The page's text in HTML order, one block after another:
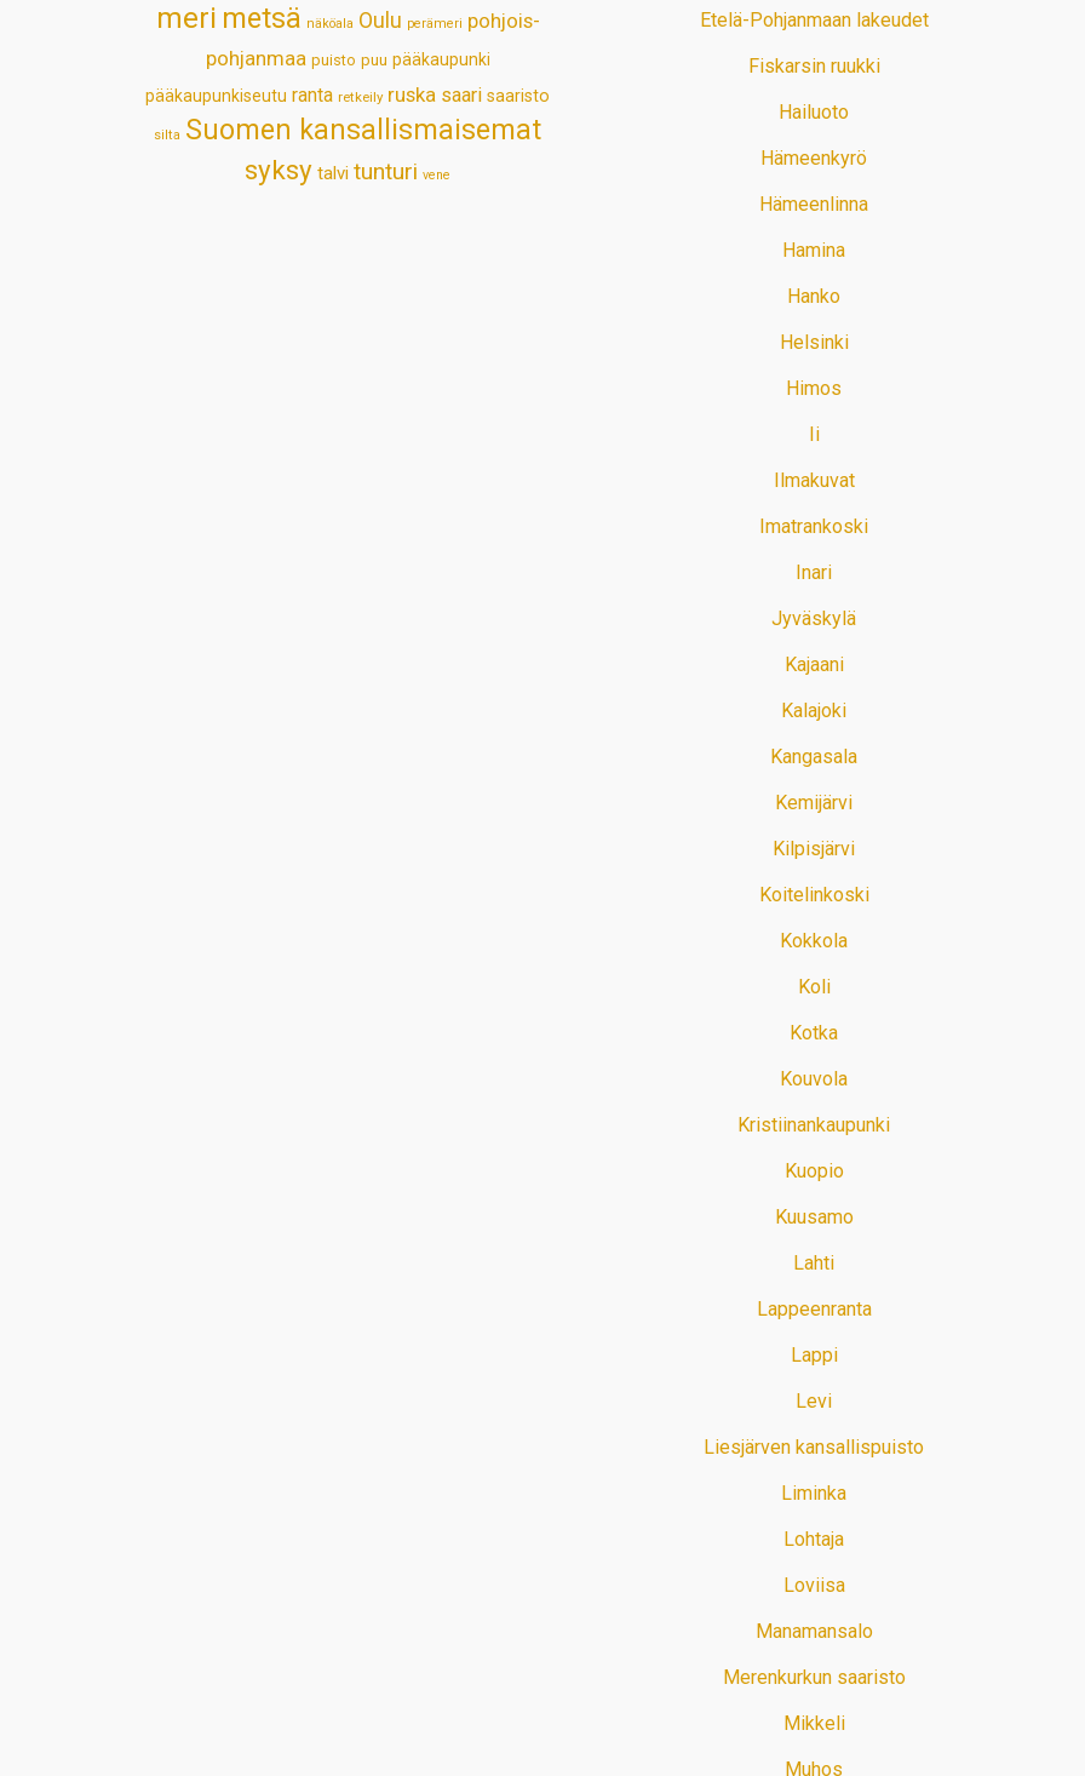
meri metsä näköala Oulu perämeri pohjois-
pohjanmaa puisto puu pääkaupunki
pääkaupunkiseutu ranta retkeily ruska saari saaristo
silta Suomen kansallismaisemat
syksy talvi tunturi vene
Etelä-Pohjanmaan lakeudet
Fiskarsin ruukki
Hailuoto
Hämeenkyrö
Hämeenlinna
Hamina
Hanko
Helsinki
Himos
Ii
Ilmakuvat
Imatrankoski
Inari
Jyväskylä
Kajaani
Kalajoki
Kangasala
Kemijärvi
Kilpisjärvi
Koitelinkoski
Kokkola
Koli
Kotka
Kouvola
Kristiinankaupunki
Kuopio
Kuusamo
Lahti
Lappeenranta
Lappi
Levi
Liesjärven kansallispuisto
Liminka
Lohtaja
Loviisa
Manamansalo
Merenkurkun saaristo
Mikkeli
Muhos